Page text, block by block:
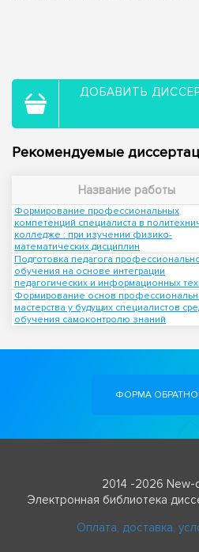
ДОБАВИТЬ
Рекомендуемые
Название работы
Формирование профессиональных
компетенций специалиста в
колледже : при изучении физико-
математических дисциплин
Подготовка педагога
обучения на основе интеграции
педагогических и информационных
Формирование основ
мастерства у будущих специалистов
обучения самоконтролю знаний
ФОРМА
2014 -2026 New-
Электронная библиотека
Оплата, доставка,